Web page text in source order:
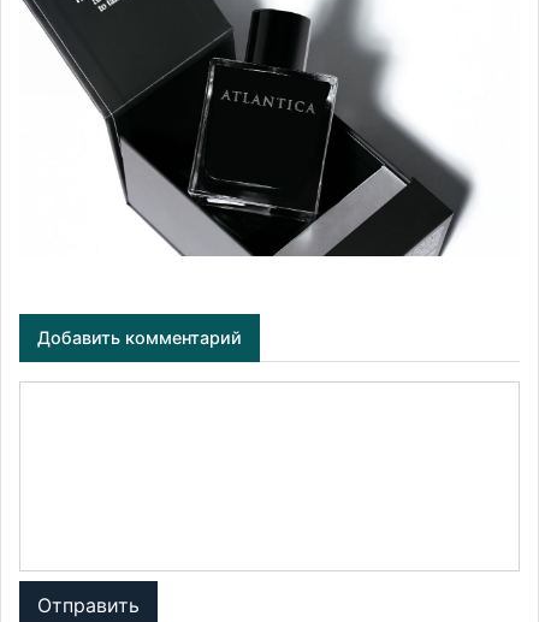
Добавить комментарий
Отправить